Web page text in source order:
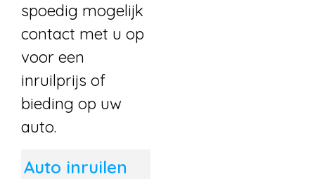
spoedig mogelijk
contact met u op
voor een
inruilprijs of
bieding op uw
auto.
Auto inruilen